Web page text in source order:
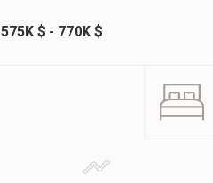
575K $ - 770K $